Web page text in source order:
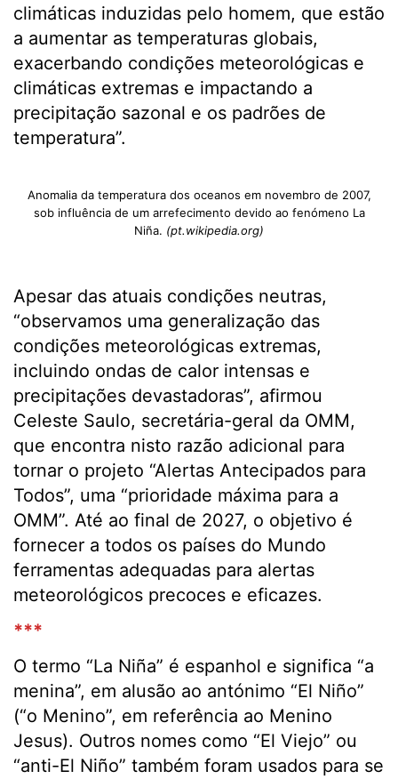
climáticas induzidas pelo homem, que estão
a aumentar as temperaturas globais,
exacerbando condições meteorológicas e
climáticas extremas e impactando a
precipitação sazonal e os padrões de
temperatura”.
Anomalia da temperatura dos oceanos em novembro de 2007,
sob influência de um arrefecimento devido ao fenómeno La
Niña. (pt.wikipedia.org)
Apesar das atuais condições neutras,
“observamos uma generalização das
condições meteorológicas extremas,
incluindo ondas de calor intensas e
precipitações devastadoras”, afirmou
Celeste Saulo, secretária-geral da OMM,
que encontra nisto razão adicional para
tornar o projeto “Alertas Antecipados para
Todos”, uma “prioridade máxima para a
OMM”. Até ao final de 2027, o objetivo é
fornecer a todos os países do Mundo
ferramentas adequadas para alertas
meteorológicos precoces e eficazes.
***
O termo “La Niña” é espanhol e significa “a
menina”, em alusão ao antónimo “El Niño”
(“o Menino”, em referência ao Menino
Jesus). Outros nomes como “El Viejo” ou
“anti-El Niño” também foram usados para se